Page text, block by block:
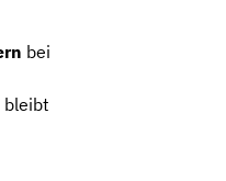
bei
bleibt